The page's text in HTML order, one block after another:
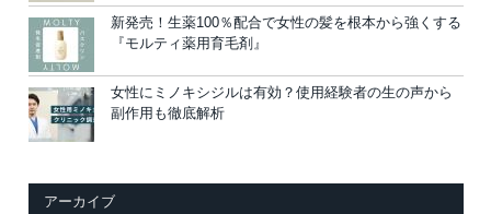
新発売！生薬100％配合で女性の髪を根本から強くする
『モルティ薬用育毛剤』
女性にミノキシジルは有効？使用経験者の生の声から
副作用も徹底解析
アーカイブ